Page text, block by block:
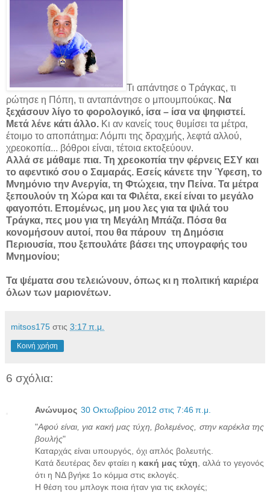
Τι απάντησε ο Τράγκας, τι
ρώτησε η Πόπη, τι ανταπάντησε ο μπουμπούκας. Να
ξεχάσουν λίγο το φορολογικό, ίσα – ίσα να ψηφιστεί.
Μετά λένε κάτι άλλο. Κι αν κανείς τους θυμίσει τα μέτρα,
έτοιμο το αποπάτημα: Λόμπι της δραχμής, λεφτά αλλού,
χρεοκοπία... βόθροι είναι, τέτοια εκτοξεύουν.
Αλλά σε μάθαμε πια. Τη χρεοκοπία την φέρνεις ΕΣΥ και
το αφεντικό σου ο Σαμαράς. Εσείς κάνετε την Ύφεση, το
Μνημόνιο την Ανεργία, τη Φτώχεια, την Πείνα. Τα μέτρα
ξεπουλούν τη Χώρα και τα Φιλέτα, εκεί είναι το μεγάλο
φαγοπότι. Επομένως, μη μου λες για τα ψιλά του
Τράγκα, πες μου για τη Μεγάλη Μπάζα. Πόσα θα
κονομήσουν αυτοί, που θα πάρουν τη Δημόσια
Περιουσία, που ξεπουλάτε βάσει της υπογραφής του
Μνημονίου;
Τα ψέματα σου τελειώνουν, όπως κι η πολιτική καριέρα
όλων των μαριονέτων.
mitsos175 στις 3:17 π.μ.
Κοινή χρήση
6 σχόλια:
Ανώνυμος 30 Οκτωβρίου 2012 στις 7:46 π.μ.
"Αφού είναι, για κακή μας τύχη, βολεμένος, στην καρέκλα της
βουλής"
Καταρχάς είναι υπουργός, όχι απλός βολευτής.
Κατά δευτέρας δεν φταίει η κακή μας τύχη , αλλά το γεγονός
ότι η ΝΔ βγήκε 1ο κόμμα στις εκλογές.
Η θέση του μπλογκ ποια ήταν για τις εκλογές;